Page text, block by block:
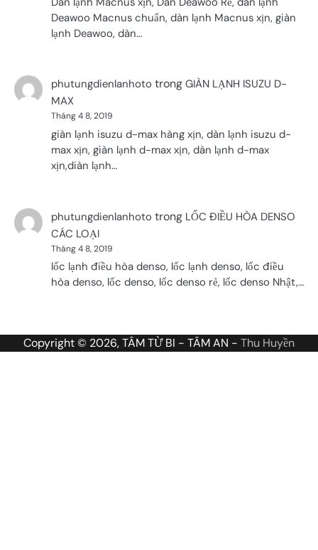
Deawoo Macnus chuẩn, dàn lạnh Macnus xịn, giàn
lạnh Deawoo, dàn…
phutungdienlanhoto trong GIÀN LẠNH ISUZU D-
MAX
Tháng 4 8, 2019
giàn lạnh isuzu d-max hàng xịn, dàn lạnh isuzu d-
max xịn, giàn lạnh d-max xịn, dàn lạnh d-max
xịn,diàn lạnh…
phutungdienlanhoto trong LỐC ĐIỀU HÒA DENSO
CÁC LOẠI
Tháng 4 8, 2019
lốc lạnh điều hòa denso, lốc lạnh denso, lốc điều
hòa denso, lốc denso, lốc denso rẻ, lốc denso Nhật,…
Copyright © 2026, TÂM TỪ BI - TÂM AN - Thu Huyền